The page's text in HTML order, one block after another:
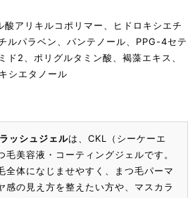
アリキルコポリマー、ヒドロキシエチ
ルパラベン、パンテノール、PPG-4セテ
ド2、ポリグルタミン酸、褐藻エキス、
シエタノール
ッシュジェルは、CKL（シーケーエ
毛美容液・コーティングジェルです。
全体になじませやすく、まつ毛パーマ
感の見え方を整えたい方や、マスカラ